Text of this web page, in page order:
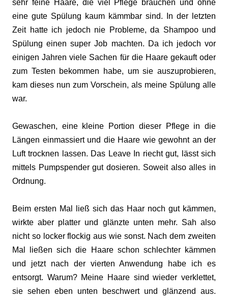
sehr feine Haare, die viel Pflege brauchen und ohne
eine gute Spülung kaum kämmbar sind. In der letzten
Zeit hatte ich jedoch nie Probleme, da Shampoo und
Spülung einen super Job machten. Da ich jedoch vor
einigen Jahren viele Sachen für die Haare gekauft oder
zum Testen bekommen habe, um sie auszuprobieren,
kam dieses nun zum Vorschein, als meine Spülung alle
war.
Gewaschen, eine kleine Portion dieser Pflege in die
Längen einmassiert und die Haare wie gewohnt an der
Luft trocknen lassen. Das Leave In riecht gut, lässt sich
mittels Pumpspender gut dosieren. Soweit also alles in
Ordnung.
Beim ersten Mal ließ sich das Haar noch gut kämmen,
wirkte aber platter und glänzte unten mehr. Sah also
nicht so locker flockig aus wie sonst. Nach dem zweiten
Mal ließen sich die Haare schon schlechter kämmen
und jetzt nach der vierten Anwendung habe ich es
entsorgt. Warum? Meine Haare sind wieder verklettet,
sie sehen eben unten beschwert und glänzend aus.